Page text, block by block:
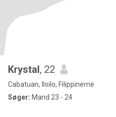
Krystal, 22
Cabatuan, Iloilo, Filippinerne
Søger: Mand 23 - 24